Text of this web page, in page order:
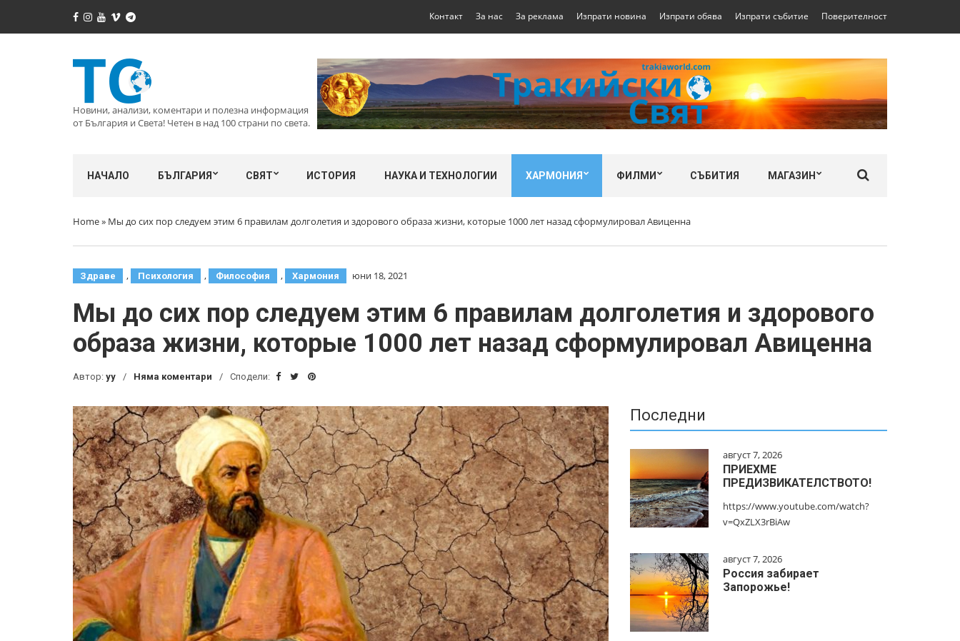
Контакт За нас За реклама Изпрати новина Изпрати обява Изпрати събитие Поверителност
Новини, анализи, коментари и полезна информация
от България и Света! Четен в над 100 страни по света.
НАЧАЛО БЪЛГАРИЯ СВЯТ ИСТОРИЯ НАУКА И ТЕХНОЛОГИИ ХАРМОНИЯ ФИЛМИ СЪБИТИЯ МАГАЗИН
Home» Мы до сих пор следуем этим 6 правилам долголетия и здорового образа жизни, которые 1000 лет назад сформулировал Авиценна
Здраве , Психология , Философия , Хармония юни 18, 2021
Мы до сих пор следуем этим 6 правилам долголетия и здорового
образа жизни, которые 1000 лет назад сформулировал Авиценна
Автор: yy Няма коментари Сподели:
Последни
август 7, 2026
ПРИЕХМЕ
ПРЕДИЗВИКАТЕЛСТВОТО!
https://www.youtube.com/watch?
v=QxZLX3rBiAw
август 7, 2026
Россия забирает
Запорожье!